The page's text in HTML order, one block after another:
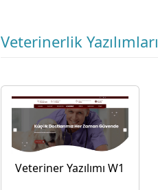
Veterinerlik Yazılımları
Veteriner Yazılımı W1